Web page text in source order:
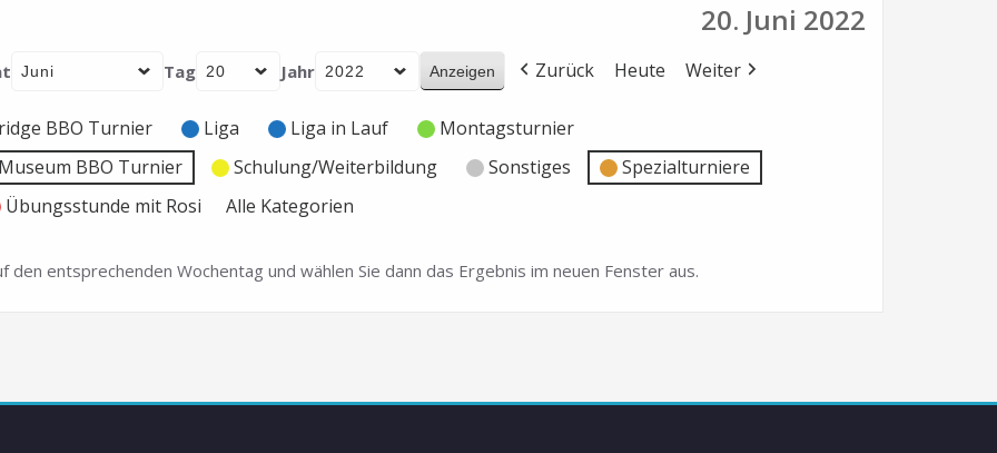
20. Juni 2022
Tag Jahr Zurück Heute Weiter
BBO Turnier Liga Liga in Lauf
Montagsturnier
BBO Turnier
Schulung/Weiterbildung Sonstiges
Spezialturniere
Übungsstunde mit Rosi Alle Kategorien
den entsprechenden Wochentag und wählen Sie dann das Ergebnis im neuen Fenster aus.